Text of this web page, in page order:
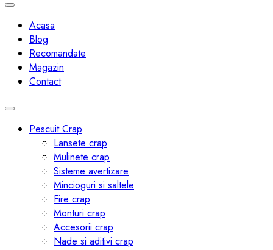
Toggle
navigation
Acasa
Blog
Recomandate
Magazin
Contact
Toggle
navigationPescuit Crap
Lansete crap
Mulinete crap
Sisteme avertizare
Mincioguri si saltele
Fire crap
Monturi crap
Accesorii crap
Nade si aditivi crap